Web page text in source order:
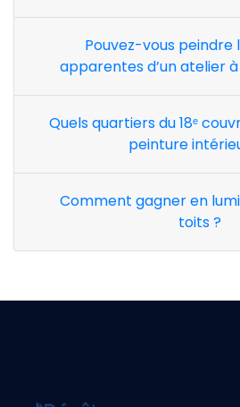
Pouvez-vous peindre
apparentes d’un atelier
Quels quartiers du 18ᵉ
peinture
Comment gagner en
toits ?